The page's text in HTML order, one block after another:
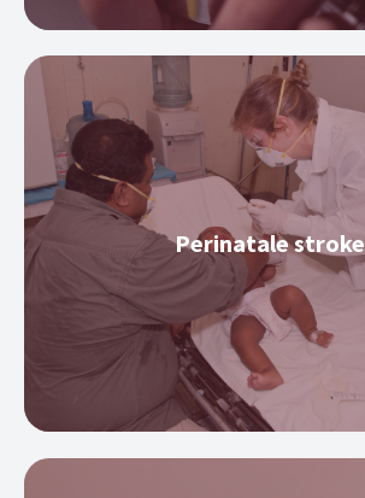
Perinatale stroke